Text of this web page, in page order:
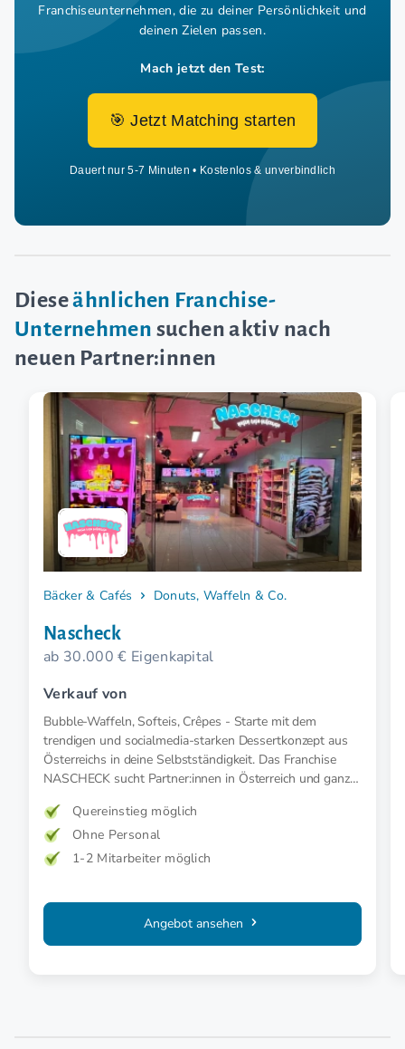
Franchiseunternehmen, die zu deiner Persönlichkeit und
deinen Zielen passen.
Mach jetzt den Test:
🎯 Jetzt Matching starten
Dauert nur 5-7 Minuten • Kostenlos & unverbindlich
Dieseähnlichen Franchise-
Unternehmen suchen aktiv nach
neuen Partner:innen
Bäcker & Cafés Donuts, Waffeln & Co.
Nascheck
ab 30.000 € Eigenkapital
Verkauf von
Bubble-Waffeln, Softeis, Crêpes - Starte mit dem
trendigen und socialmedia-starken Dessertkonzept aus
Österreichs in deine Selbstständigkeit. Das Franchise
NASCHECK sucht Partner:innen in Österreich und ganz
Quereinstieg möglich
Ohne Personal
1-2 Mitarbeiter möglich
Angebot ansehen